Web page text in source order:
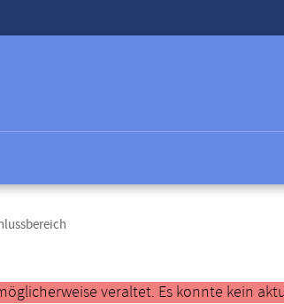
veraltet. Es konnte kein